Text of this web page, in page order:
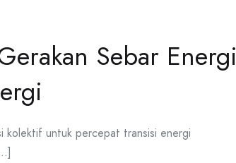
Sebar Energi
kolektif untuk percepat transisi energi